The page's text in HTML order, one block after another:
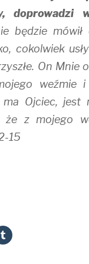
doprowadzi
będzie mówił
cokolwiek
On Mnie
weźmie
Ojciec, jest
że z mojego
15
C
l